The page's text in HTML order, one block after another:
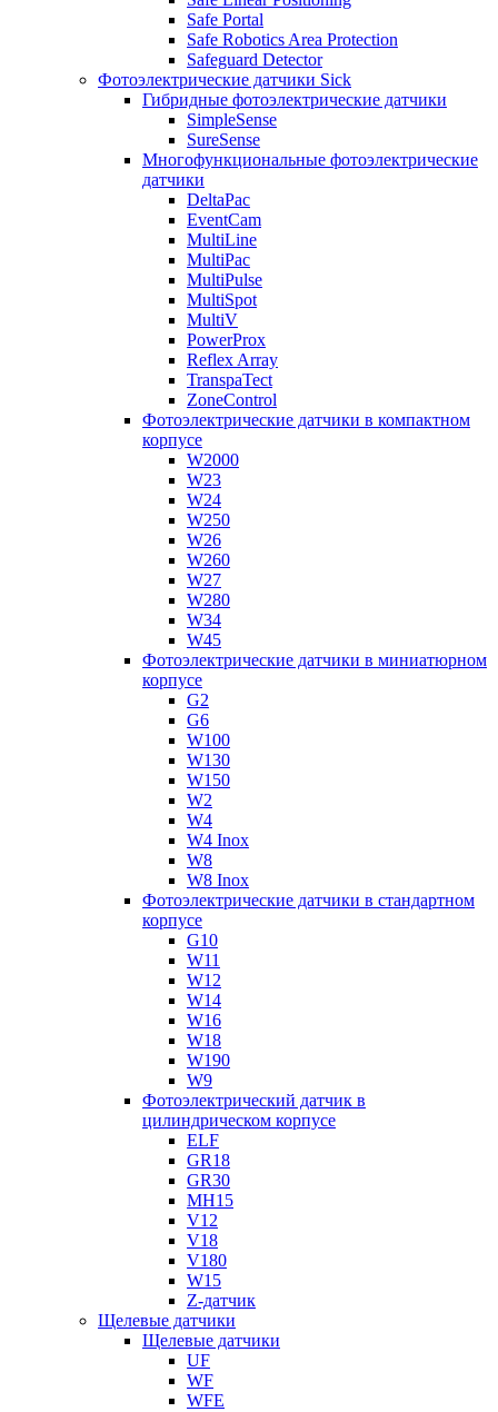
Safe Portal
Safe Robotics Area Protection
Safeguard Detector
Фотоэлектрические датчики Sick
Гибридные фотоэлектрические датчики
SimpleSense
SureSense
Многофункциональные фотоэлектрические
датчики
DeltaPac
EventCam
MultiLine
MultiPac
MultiPulse
MultiSpot
MultiV
PowerProx
Reflex Array
TranspaTect
ZoneControl
Фотоэлектрические датчики в компактном
корпусе
W2000
W23
W24
W250
W26
W260
W27
W280
W34
W45
Фотоэлектрические датчики в миниатюрном
корпусе
G2
G6
W100
W130
W150
W2
W4
W4 Inox
W8
W8 Inox
Фотоэлектрические датчики в стандартном
корпусе
G10
W11
W12
W14
W16
W18
W190
W9
Фотоэлектрический датчик в
цилиндрическом корпусе
ELF
GR18
GR30
MH15
V12
V18
V180
W15
Z-датчик
Щелевые датчики
Щелевые датчики
UF
WF
WFE